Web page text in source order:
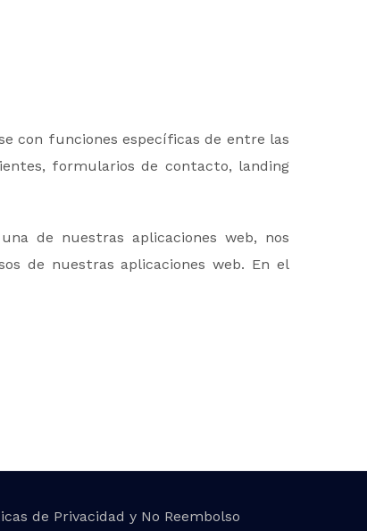
con funciones específicas de entre las
formularios de contacto, landing
de nuestras aplicaciones web, nos
de nuestras aplicaciones web. En el
de Privacidad y No Reembolso